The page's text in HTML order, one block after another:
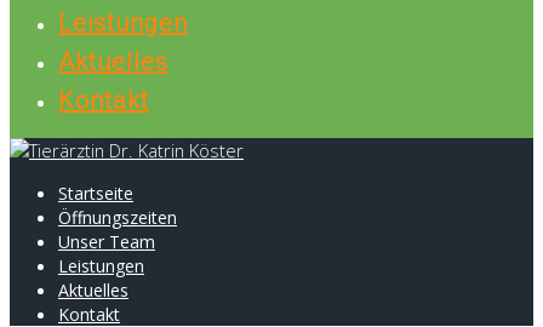
Leistungen
Aktuelles
Kontakt
Startseite
Öffnungszeiten
Unser Team
Leistungen
Aktuelles
Kontakt